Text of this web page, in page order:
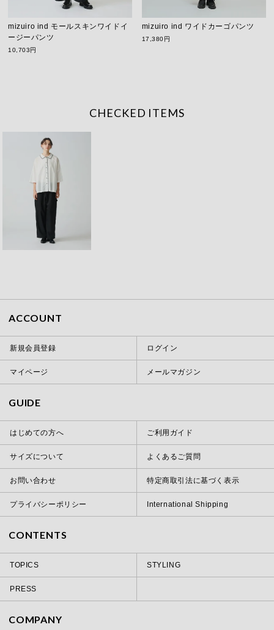
mizuiro ind モールスキンワイドイ
ージーパンツ
10,703円
mizuiro ind ワイドカーゴパンツ
17,380円
CHECKED ITEMS
ACCOUNT
新規会員登録 ログイン
マイページ メールマガジン
GUIDE
はじめての方へ ご利用ガイド
サイズについて よくあるご質問
お問い合わせ 特定商取引法に基づく表示
プライバシーポリシー International Shipping
CONTENTS
TOPICS STYLING
PRESS
COMPANY